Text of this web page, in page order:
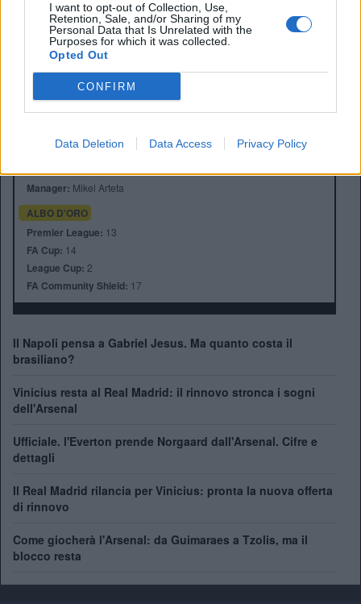
I want to opt-out of Collection, Use,
Retention, Sale, and/or Sharing of my
Personal Data that Is Unrelated with the
Purposes for which it was collected.
Opted Out
CONFIRM
Data Deletion Data Access Privacy Policy
Anno di Fondazione:1886 come Dial Square
Emirates Stadium (60.338)
Londra
Presidente:
Manager: Mikel Arteta
ALBO D'ORO
Premier League: 13
FA Cup: 14
League Cup: 2
FA Community Shield: 17
Il Napoli pensa a Gabriel Jesus. Ma quanto costa il
brasiliano?
Vinicius resta al Real Madrid: il rinnovo stronca i sogni
dell'Arsenal
Ufficiale. l'Everton prende Norgaard dall'Arsenal. Cifre e
dettagli
Il Real Madrid rilancia per Vinicius: pronta la nuova offerta
di rinnovo
Come giocherà l'Arsenal: da Guimaraes a Tzolis, ma il
blocco resta